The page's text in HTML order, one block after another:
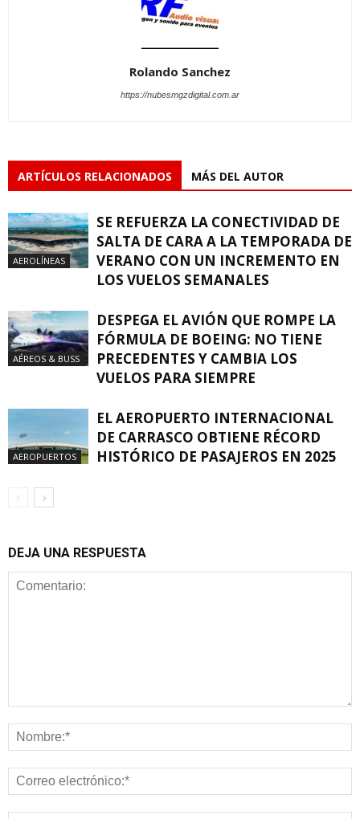
Rolando Sanchez
https://nubesmgzdigital.com.ar
ARTÍCULOS RELACIONADOS MÁS DEL AUTOR
AEROLÍNEAS
SE REFUERZA LA CONECTIVIDAD DE
SALTA DE CARA A LA TEMPORADA DE
VERANO CON UN INCREMENTO EN
LOS VUELOS SEMANALES
AÉREOS & BUSS
DESPEGA EL AVIÓN QUE ROMPE LA
FÓRMULA DE BOEING: NO TIENE
PRECEDENTES Y CAMBIA LOS
VUELOS PARA SIEMPRE
AEROPUERTOS
EL AEROPUERTO INTERNACIONAL
DE CARRASCO OBTIENE RÉCORD
HISTÓRICO DE PASAJEROS EN 2025
DEJA UNA RESPUESTA